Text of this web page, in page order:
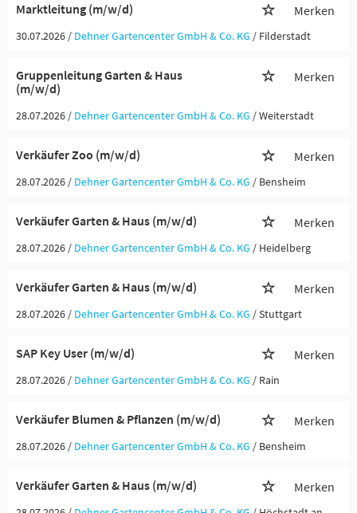
Marktleitung (m/w/d) Merken
30.07.2026 / Dehner Gartencenter GmbH & Co. KG / Filderstadt
Gruppenleitung Garten & Haus
(m/w/d)
Merken
28.07.2026 / Dehner Gartencenter GmbH & Co. KG / Weiterstadt
Verkäufer Zoo (m/w/d) Merken
28.07.2026 / Dehner Gartencenter GmbH & Co. KG / Bensheim
Verkäufer Garten & Haus (m/w/d) Merken
28.07.2026 / Dehner Gartencenter GmbH & Co. KG / Heidelberg
Verkäufer Garten & Haus (m/w/d) Merken
28.07.2026 / Dehner Gartencenter GmbH & Co. KG / Stuttgart
SAP Key User (m/w/d) Merken
28.07.2026 / Dehner Gartencenter GmbH & Co. KG / Rain
Verkäufer Blumen & Pflanzen (m/w/d) Merken
28.07.2026 / Dehner Gartencenter GmbH & Co. KG / Bensheim
Verkäufer Garten & Haus (m/w/d) Merken